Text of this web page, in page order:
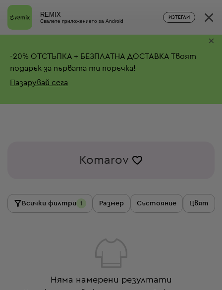
REMIX
Свалете приложението за Android
ИЗТЕГЛИ ×
-20% ОТСТЪПКА + БЕЗПЛАТНА ДОСТАВКА Твоят
подарък за първата ти поръчка!
Пазарувай сега
×
Komarov
Всички филтри 1 Размер Състояние Цвят
Няма намерени резултати